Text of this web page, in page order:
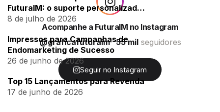
FuturaIM: o suporte personalizado
para empresas
8 de julho de 2026
Impressos para Campanhas de
Endomarketing de Sucesso
26 de junho de 2026
Top 15 Lançamentos para Revenda
17 de junho de 2026
Acompanhe a FuturaIM no Instagram
@graficafuturaim 55 milseguidores
Seguir no Instagram